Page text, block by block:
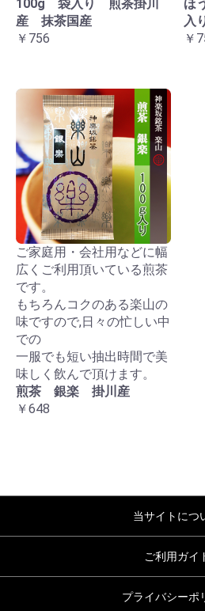
100g 袋入り 煎茶掛川
産 抹茶国産
￥756
ほ
入
￥
ご家庭用・会社用などに幅
広くご利用頂いている煎茶
です。
もちろんコクのある楽山の
味ですので,日々の忙しい中
での
一服でも短い抽出時間で美
味しく飲んで頂けます。
煎茶 銀楽 掛川産
￥648
当サイトにつ
ご利用ガイ
プライバシーポ